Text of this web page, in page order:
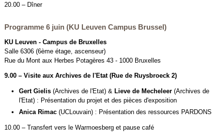
20.00 – Dîner
Programme 6 juin (KU Leuven Campus Brussel)
KU Leuven - Campus de Bruxelles
Salle 6306 (6ème étage, ascenseur)
Rue du Mont aux Herbes Potagères 43 - 1000 Bruxelles
9.00 – Visite aux Archives de l'Etat (Rue de Ruysbroeck 2)
Gert Gielis (Archives de l'Etat) & Lieve de Mecheleer (Archives de
l'Etat) : Présentation du projet et des pièces d'exposition
Anica Rimac (UCLouvain) : Présentation des ressources PARDONS
10.00 – Transfert vers le Warmoesberg et pause café